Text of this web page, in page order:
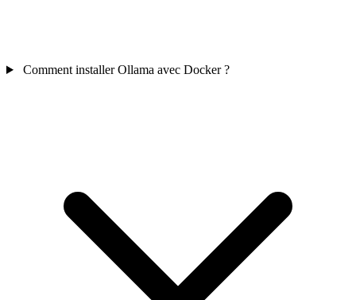
Comment installer Ollama avec Docker ?